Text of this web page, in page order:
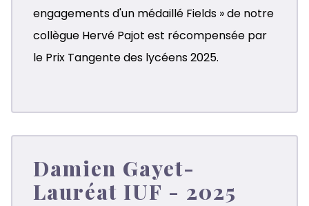
engagements d'un médaillé Fields » de notre
collègue Hervé Pajot est récompensée par
le Prix Tangente des lycéens 2025.
Damien Gayet-
Lauréat IUF - 2025